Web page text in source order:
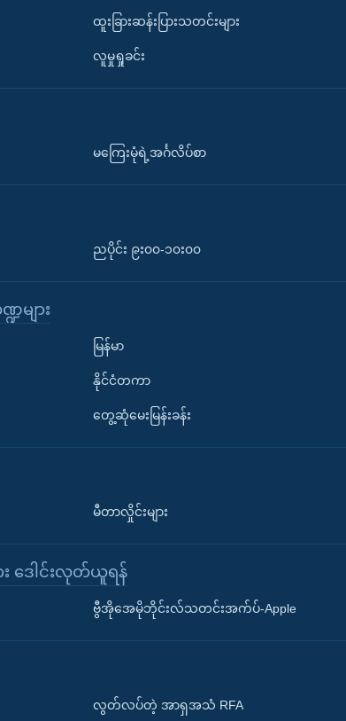
ထူးခြားဆန်းပြားသတင်းများ
လူမှုရှုခင်း
မကြေးမုံရဲ့အင်္ဂလိပ်စာ
ညပိုင်း ၉း၀၀-၁၀း၀၀
များ
မြန်မာ
နိုင်ငံတကာ
တွေ့ဆုံမေးမြန်းခန်း
မီတာလှိုင်းများ
ဒေါင်းလုတ်ယူရန်
ဗွီအိုအေမိုဘိုင်းလ်သတင်းအက်ပ်-Apple
လွတ်လပ်တဲ့ အာရှအသံ RFA